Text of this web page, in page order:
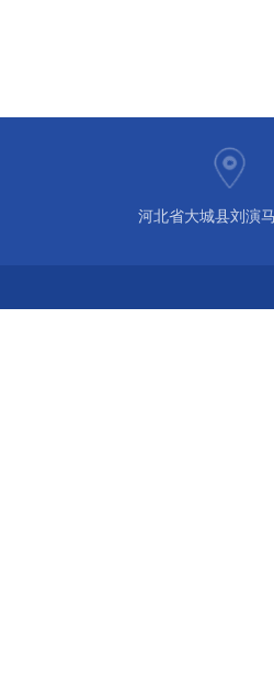
河北省大城县刘演